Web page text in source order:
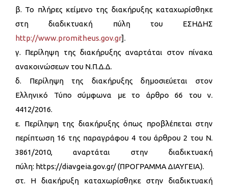
β. Το πλήρες κείμενο της διακήρυξης καταχωρίσθηκε
στη διαδικτυακή πύλη του ΕΣΗΔΗΣ
http://www.promitheus.gov.gr].
γ. Περίληψη της διακήρυξης αναρτάται στον πίνακα
ανακοινώσεων του Ν.Π.Δ.Δ.
δ. Περίληψη της διακήρυξης δημοσιεύεται στον
Ελληνικό Τύπο σύμφωνα με το άρθρο 66 του ν.
4412/2016.
ε. Περίληψη της διακήρυξης όπως προβλέπεται στην
περίπτωση 16 της παραγράφου 4 του άρθρου 2 του Ν.
3861/2010, αναρτάται στην διαδικτυακή
πύλη: https://diavgeia.gov.gr/ (ΠΡΟΓΡΑΜΜΑ ΔΙΑΥΓΕΙΑ).
στ. Η διακήρυξη καταχωρίσθηκε στην διαδικτυακή